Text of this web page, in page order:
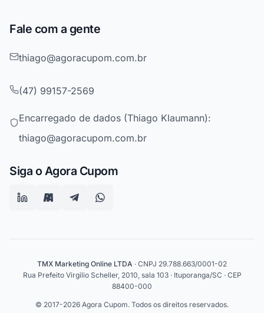
Fale com a gente
thiago@agoracupom.com.br
(47) 99157-2569
Encarregado de dados (Thiago Klaumann):
thiago@agoracupom.com.br
Siga o Agora Cupom
TMX Marketing Online LTDA · CNPJ 29.788.663/0001-02
Rua Prefeito Virgilio Scheller, 2010, sala 103 · Ituporanga/SC · CEP
88400-000
© 2017-2026 Agora Cupom. Todos os direitos reservados.